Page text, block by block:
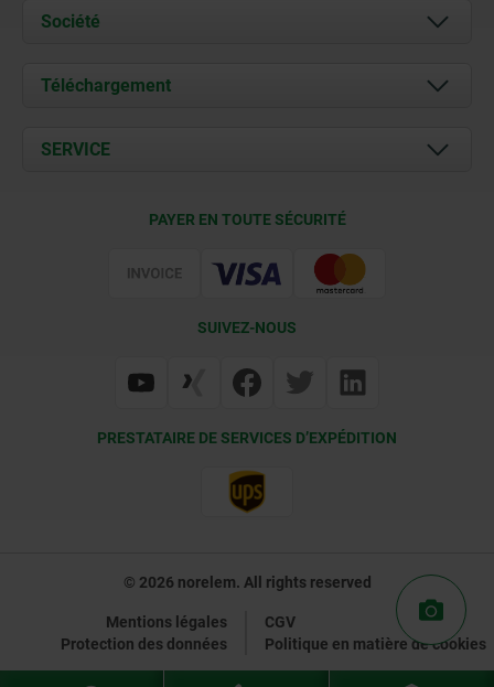
Société
À propos de nous
Contact
Téléchargement
Documents
SERVICE
PAYER EN TOUTE SÉCURITÉ
SUIVEZ-NOUS
PRESTATAIRE DE SERVICES D’EXPÉDITION
© 2026 norelem. All rights reserved
Mentions légales
CGV
Protection des données
Politique en matière de cookies